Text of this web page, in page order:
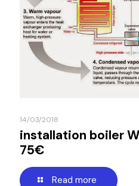
14/03/2018
installation boiler
75€
Read more